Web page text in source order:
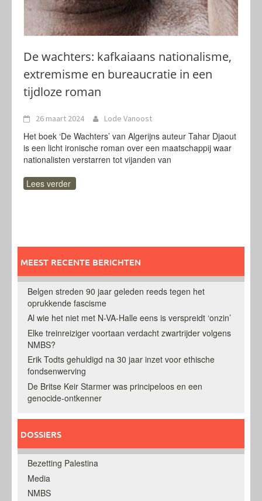
De wachters: kafkaiaans nationalisme,
extremisme en bureaucratie in een
tijdloze roman
26 maart 2024 Lode Vanoost
Het boek ‘De Wachters’ van Algerijns auteur Tahar Djaout
is een licht ironische roman over een maatschappij waar
nationalisten verstarren tot vijanden van
Lees verder
MEEST RECENTE BERICHTEN
Belgen streden 90 jaar geleden reeds tegen het
oprukkende fascisme
Al wie het niet met N-VA-Halle eens is verspreidt ‘onzin’
Elke treinreiziger voortaan verdacht zwartrijder volgens
NMBS?
Erik Todts gehuldigd na 30 jaar inzet voor ethische
fondsenwerving
De Britse Keir Starmer was principeloos en een
genocide-ontkenner
DOSSIERS
Bezetting Palestina
Media
NMBS